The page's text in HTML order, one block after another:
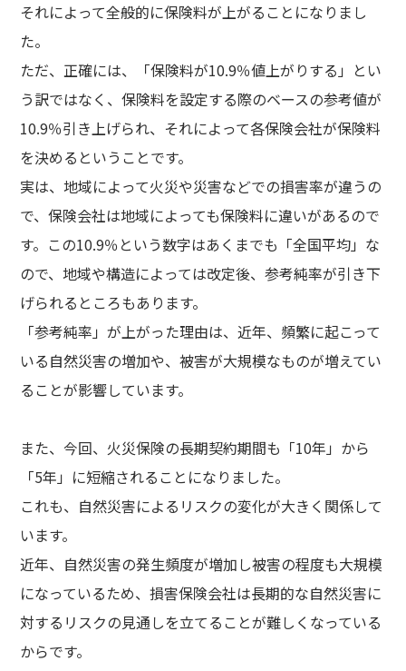
それによって全般的に保険料が上がることになりまし
た。
ただ、正確には、「保険料が10.9％値上がりする」とい
う訳ではなく、保険料を設定する際のベースの参考値が
10.9％引き上げられ、それによって各保険会社が保険料
を決めるということです。
実は、地域によって火災や災害などでの損害率が違うの
で、保険会社は地域によっても保険料に違いがあるので
す。この10.9％という数字はあくまでも「全国平均」な
ので、地域や構造によっては改定後、参考純率が引き下
げられるところもあります。
「参考純率」が上がった理由は、近年、頻繁に起こって
いる自然災害の増加や、被害が大規模なものが増えてい
ることが影響しています。
また、今回、火災保険の長期契約期間も「10年」から
「5年」に短縮されることになりました。
これも、自然災害によるリスクの変化が大きく関係して
います。
近年、自然災害の発生頻度が増加し被害の程度も大規模
になっているため、損害保険会社は長期的な自然災害に
対するリスクの見通しを立てることが難しくなっている
からです。